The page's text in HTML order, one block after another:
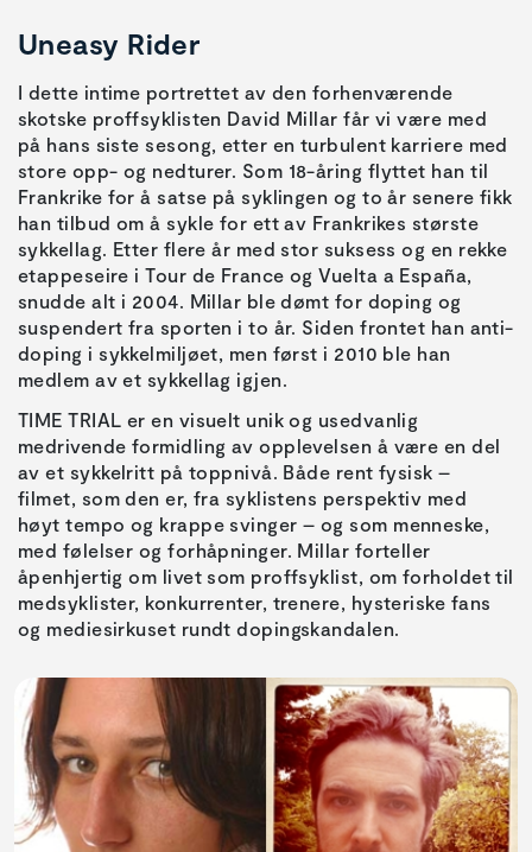
Uneasy Rider
I dette intime portrettet av den forhenværende
skotske proffsyklisten David Millar får vi være med
på hans siste sesong, etter en turbulent karriere med
store opp- og nedturer. Som 18-åring flyttet han til
Frankrike for å satse på syklingen og to år senere fikk
han tilbud om å sykle for ett av Frankrikes største
sykkellag. Etter flere år med stor suksess og en rekke
etappeseire i Tour de France og Vuelta a España,
snudde alt i 2004. Millar ble dømt for doping og
suspendert fra sporten i to år. Siden frontet han anti-
doping i sykkelmiljøet, men først i 2010 ble han
medlem av et sykkellag igjen.
TIME TRIAL er en visuelt unik og usedvanlig
medrivende formidling av opplevelsen å være en del
av et sykkelritt på toppnivå. Både rent fysisk –
filmet, som den er, fra syklistens perspektiv med
høyt tempo og krappe svinger – og som menneske,
med følelser og forhåpninger. Millar forteller
åpenhjertig om livet som proffsyklist, om forholdet til
medsyklister, konkurrenter, trenere, hysteriske fans
og mediesirkuset rundt dopingskandalen.